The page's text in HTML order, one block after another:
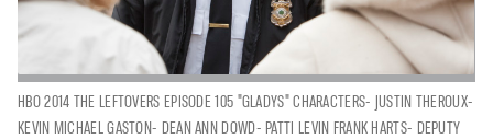
HBO 2014 THE LEFTOVERS EPISODE 105 "GLADYS" CHARACTERS- JUSTIN THEROUX-
KEVIN MICHAEL GASTON- DEAN ANN DOWD- PATTI LEVIN FRANK HARTS- DEPUTY